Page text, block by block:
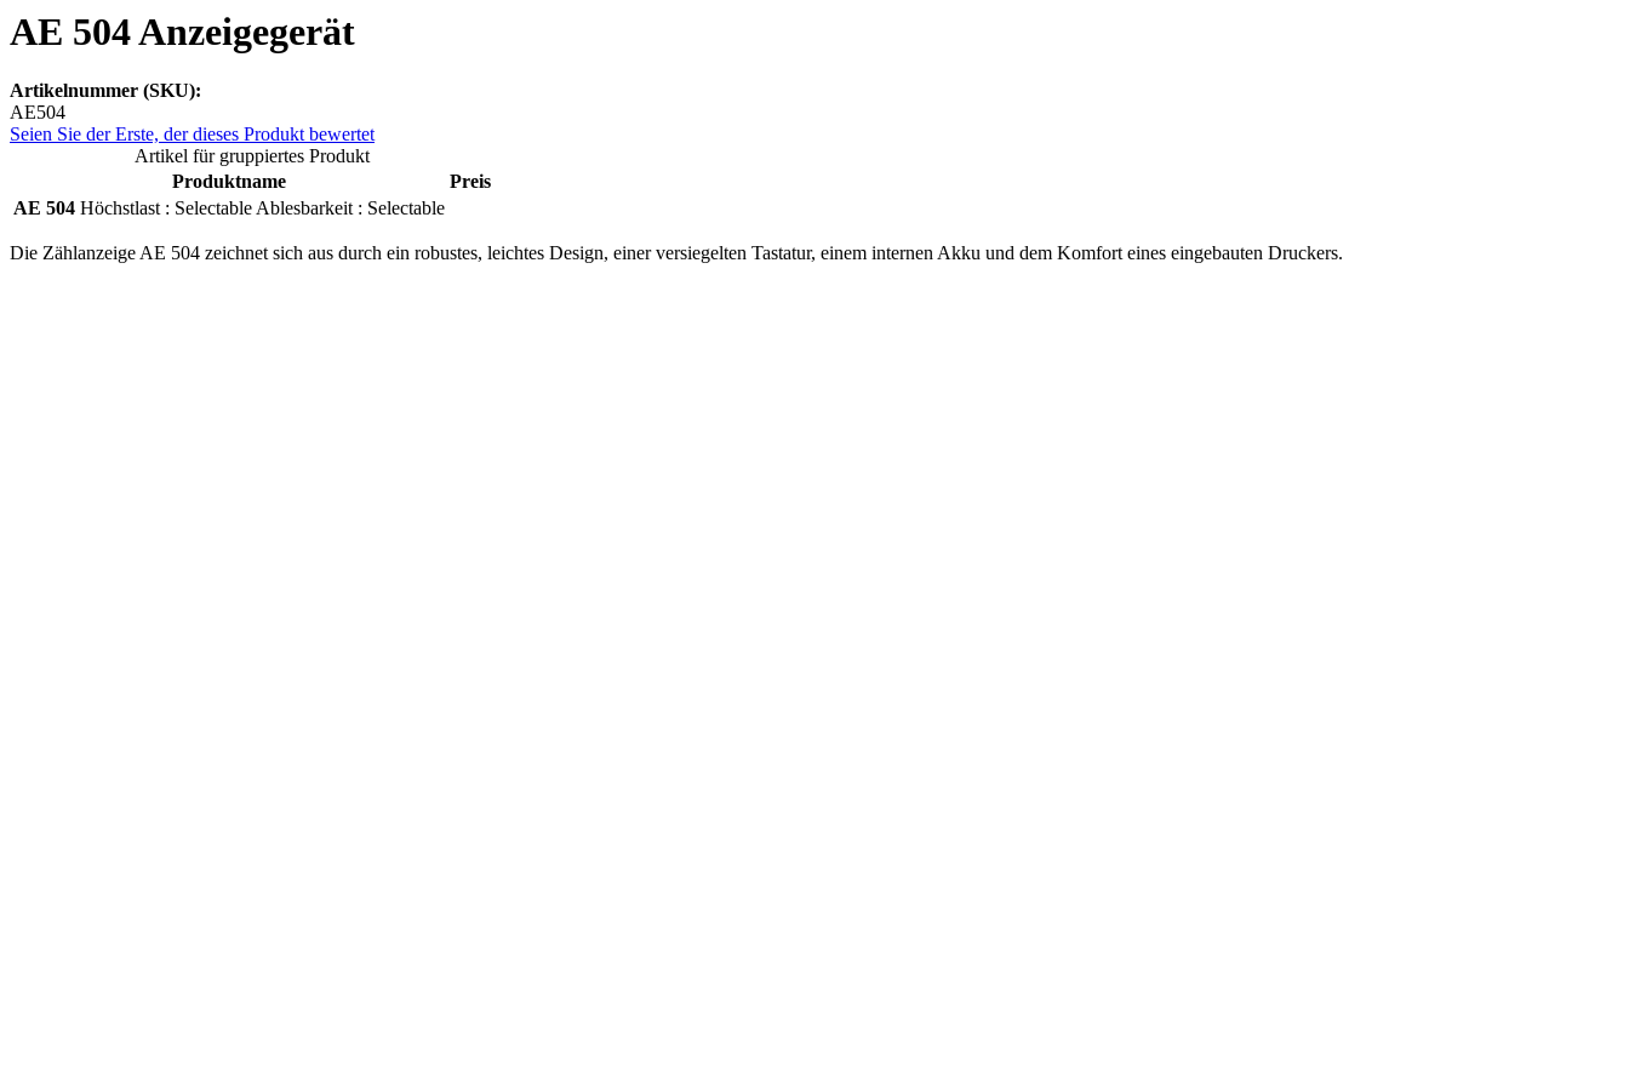
AE 504 Anzeigegerät
Artikelnummer (SKU):
AE504
Seien Sie der Erste, der dieses Produkt bewertet
Artikel für gruppiertes Produkt
Produktname
Preis
AE 504 Höchstlast : SelectableAblesbarkeit : Selectable
Die Zählanzeige AE 504 zeichnet sich aus durch ein robustes, leichtes Design, einer versiegelten Tastatur, einem internen Akku und dem Komfort eines eingebauten Druckers.